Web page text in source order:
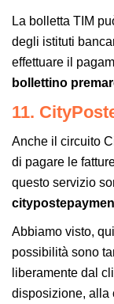
La bolletta TIM
degli istituti
effettuare il
bollettino
11.
Anche il circuito
di pagare le
questo servizio
Abbiamo visto,
possibilità sono
liberamente dal
disposizione, alla